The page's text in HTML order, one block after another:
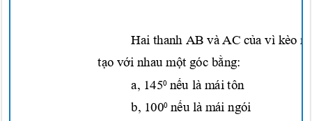
Hai thanh AB vàAC củavì kèo
tạo với nhaumột gócbằng:
a, 1450 nếu là mái tôn
b, 1000nếu là mái ngói